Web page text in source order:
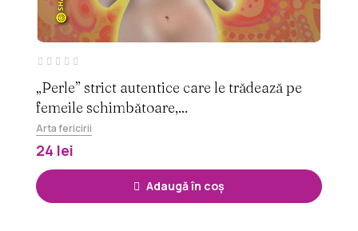
„Perle” strict autentice care le trădează pe
femeile schimbătoare,...
Arta fericirii
24 lei
Adaugă în coș